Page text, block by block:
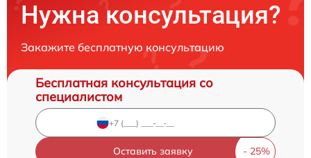
Нужна консультация?
Закажите бесплатную консультацию
Бесплатная консультация со
специалистом
Оставить заявку